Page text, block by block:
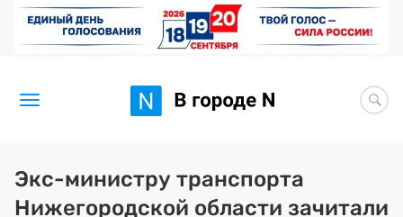
Новости
Статьи
Экс-министру транспорта
Нижегородской области зачитали